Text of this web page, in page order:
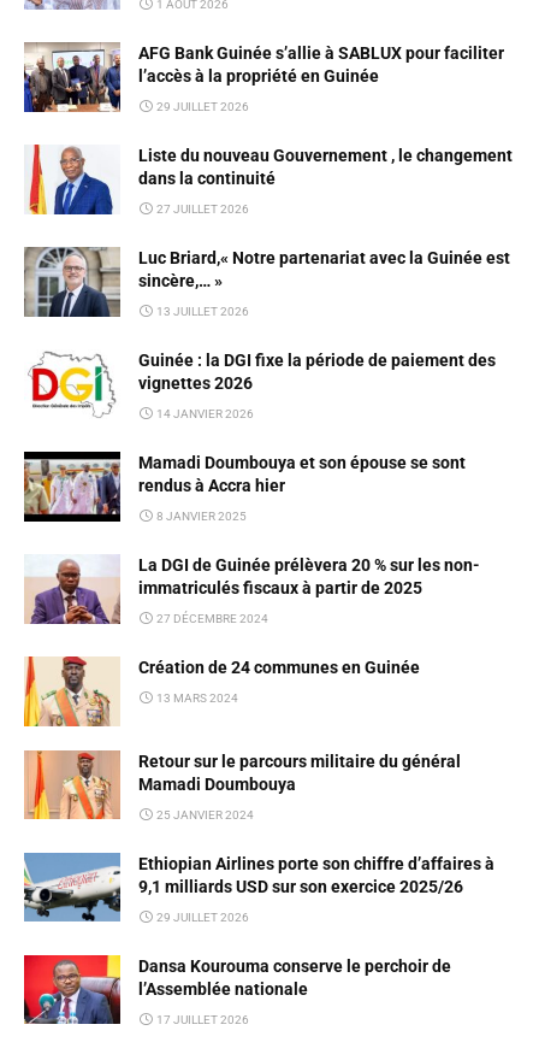
1 AOÛT 2026
AFG Bank Guinée s’allie à SABLUX pour faciliter
l’accès à la propriété en Guinée
29 JUILLET 2026
Liste du nouveau Gouvernement , le changement
dans la continuité
27 JUILLET 2026
Luc Briard,« Notre partenariat avec la Guinée est
sincère,… »
13 JUILLET 2026
Guinée : la DGI fixe la période de paiement des
vignettes 2026
14 JANVIER 2026
Mamadi Doumbouya et son épouse se sont
rendus à Accra hier
8 JANVIER 2025
La DGI de Guinée prélèvera 20 % sur les non-
immatriculés fiscaux à partir de 2025
27 DÉCEMBRE 2024
Création de 24 communes en Guinée
13 MARS 2024
Retour sur le parcours militaire du général
Mamadi Doumbouya
25 JANVIER 2024
Ethiopian Airlines porte son chiffre d’affaires à
9,1 milliards USD sur son exercice 2025/26
29 JUILLET 2026
Dansa Kourouma conserve le perchoir de
l’Assemblée nationale
17 JUILLET 2026